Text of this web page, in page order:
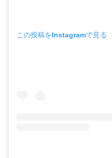
この投稿をInstagramで見る